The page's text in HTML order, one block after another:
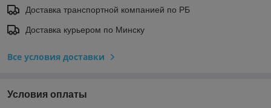
Доставка транспортной компанией по РБ
Доставка курьером по Минску
Все условия доставки
Условия оплаты